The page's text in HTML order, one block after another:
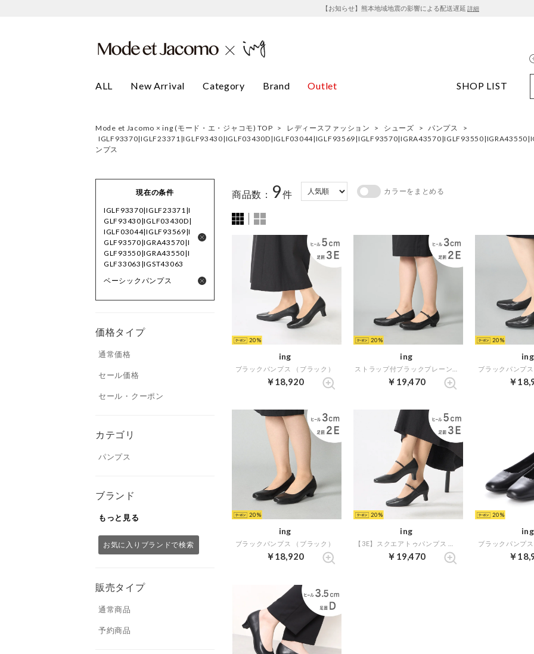
【お知らせ】熊本地域地震の影響による配送遅延 詳細
ALL New Arrival Category Brand Outlet SHOP LIST
Mode et Jacomo × ing (モード・エ・ジャコモ) TOP > レディースファッション > シューズ > パンプス
>
ンプス
現在の条件
IGLF93370|IGLF23371|I
GLF93430|IGLF03430D|
IGLF03044|IGLF93569|I
GLF93570|IGRA43570|I
GLF93550|IGRA43550|I
GLF33063|IGST43063
ベーシックパンプス
価格タイプ
通常価格
セール価格
セール・クーポン
カテゴリ
パンプス
ブランド
もっと見る
お気に入りブランドで検索
販売タイプ
通常商品
予約商品
商品数： 9件 カラーをまとめる
20
ing
ブラックパンプス （ブラック）
￥18,920
20
ing
￥19,470
20
ing
ブラックパンプス
￥
20
ing
ブラックパンプス （ブラック）
￥18,920
20
ing
￥19,470
20
ing
ブラックパンプス
￥